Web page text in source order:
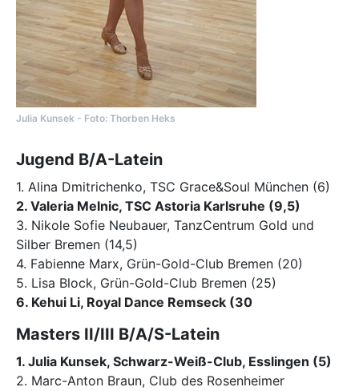
Julia Kunsek - Foto: Thorben Heks
Jugend B/A-Latein
1. Alina Dmitrichenko, TSC Grace&Soul München (6)
2. Valeria Melnic, TSC Astoria Karlsruhe (9,5)
3. Nikole Sofie Neubauer, TanzCentrum Gold und
Silber Bremen (14,5)
4. Fabienne Marx, Grün-Gold-Club Bremen (20)
5. Lisa Block, Grün-Gold-Club Bremen (25)
6. Kehui Li, Royal Dance Remseck (30
Masters II/III B/A/S-Latein
1. Julia Kunsek, Schwarz-Weiß-Club, Esslingen (5)
2. Marc-Anton Braun, Club des Rosenheimer